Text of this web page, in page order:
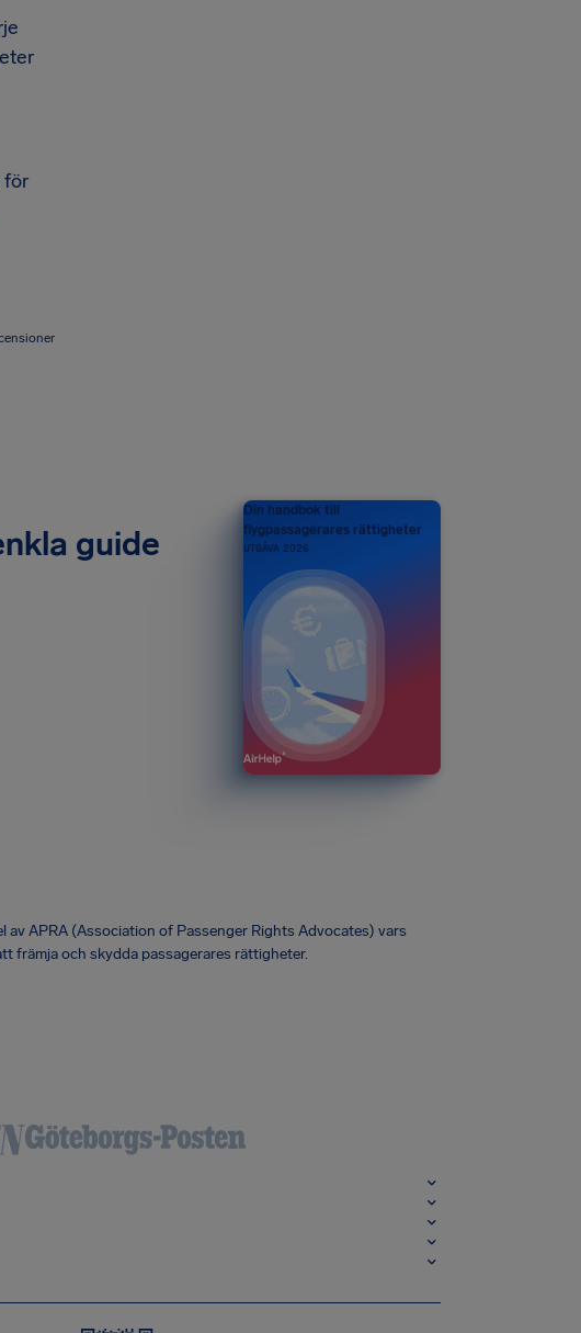
för
guide
Din handbok till
flygpassagerares rättigheter
UTGÅVA 2026
av APRA (Association of Passenger Rights Advocates) vars
främja och skydda passagerares rättigheter.